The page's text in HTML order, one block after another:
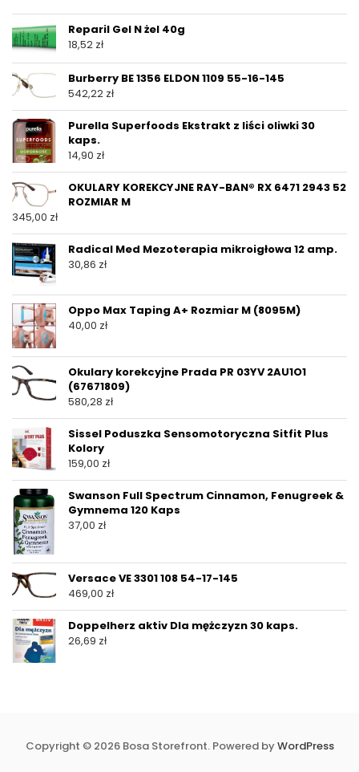
Reparil Gel N żel 40g
18,52 zł
Burberry BE 1356 ELDON 1109 55-16-145
542,22 zł
Purella Superfoods Ekstrakt z liści oliwki 30
kaps.
14,90 zł
OKULARY KOREKCYJNE RAY-BAN® RX 6471 2943 52
ROZMIAR M
345,00 zł
Radical Med Mezoterapia mikroigłowa 12 amp.
30,86 zł
Oppo Max Taping A+ Rozmiar M (8095M)
40,00 zł
Okulary korekcyjne Prada PR 03YV 2AU1O1
(67671809)
580,28 zł
Sissel Poduszka Sensomotoryczna Sitfit Plus
Kolory
159,00 zł
Swanson Full Spectrum Cinnamon, Fenugreek &
Gymnema 120 Kaps
37,00 zł
Versace VE 3301 108 54-17-145
469,00 zł
Doppelherz aktiv Dla mężczyzn 30 kaps.
26,69 zł
Copyright © 2026 Bosa Storefront. Powered byWordPress